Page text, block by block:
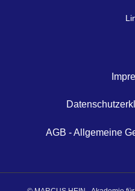
AGB - Allgemeine